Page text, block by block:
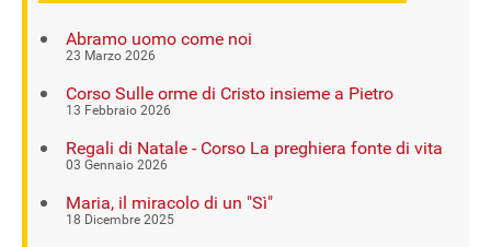
Abramo uomo come noi
23 Marzo 2026
Corso Sulle orme di Cristo insieme a Pietro
13 Febbraio 2026
Regali di Natale - Corso La preghiera fonte di vita
03 Gennaio 2026
Maria, il miracolo di un "Sì"
18 Dicembre 2025